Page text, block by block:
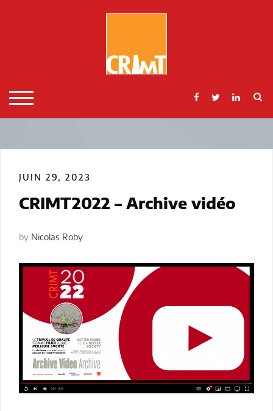
TOGGLE MOBILE MENU
JUIN 29, 2023
CRIMT2022 – Archive vidéo
by Nicolas Roby